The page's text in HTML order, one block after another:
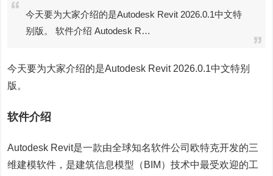
今天要为大家介绍的是Autodesk Revit 2026.0.1中文特
别版。 软件介绍 Autodesk R…
今天要为大家介绍的是Autodesk Revit 2026.0.1中文特别
版。
软件介绍
Autodesk Revit是一款由全球知名软件公司欧特克开发的三
维建模软件，是建筑信息模型（BIM）技术中最受欢迎的工